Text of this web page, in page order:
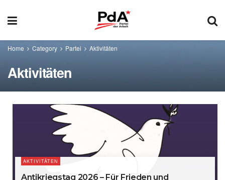
Home Category Partei Aktivitäten
Aktivitäten
AKTIVITÄTEN
Antikriegstag 2026 – Für Frieden und